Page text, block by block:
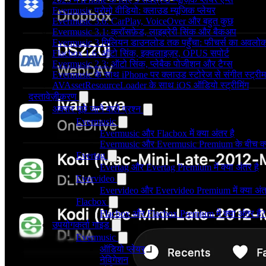
Evermusic प्रोमो वीडियो: क्लाउड म्यूजिक प्लेयर
Evermusic 3.6: CarPlay, VoiceOver और बहुत कुछ
Evermusic 3.1: क्रॉसफ़ेड, लाइब्रेरी सिंक और बैकअप
Evermusic 3 मिलियन डाउनलोड तक पहुँचा: फीचर्स का
Flacbox 1.6: ऑटो सिंक, इक्वलाइज़र, OPUS सपोर्ट
Evermusic 2.3: ऑटो सिंक, प्लेबैक पोजीशन और टैग्स
Evermusic के साथ iPhone पर क्लाउड स्टोरेज से संगीत
AVAssetResourceLoader के साथ iOS ऑडियो स्ट्रीमिंग
दस्तावेज़ीकरण
अक्सर पूछे जाने वाले प्रश्न
Evermusic
Evermusic और Flacbox में क्या अंतर है
Evermusic और Evermusic Premium के बीच
Evertag
Evertag और Evertag Premium में क्या अंतर है
Evervideo
Evervideo और Evervideo Premium में क्या
Flacbox
Flacbox और Flacbox Premium में क्या अंतर है?
उपयोगकर्ता गाइड
Evermusic
ऑडियो प्लेयर
नेविगेशन